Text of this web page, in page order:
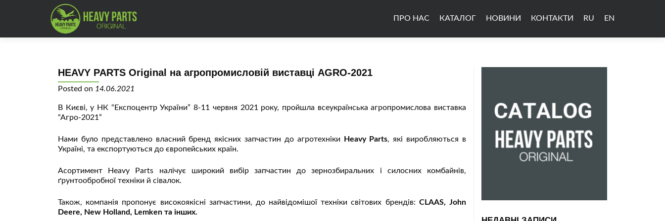
ПРО НАС КАТАЛОГ НОВИНИ КОНТАКТИ RU EN
HEAVY PARTS Original на агропромисловій виставці AGRO-2021
Posted on 14.06.2021
В Києві, у НК “Експоцентр України” 8-11 червня 2021 року, пройшла всеукраїнська агропромислова виставка
“Агро-2021”
Нами було представлено власний бренд якісних запчастин до агротехніки Heavy Parts, які виробляються в
Україні, та експортуються до європейських країн.
Асортимент Heavy Parts налічує широкий вибір запчастин до зернозбиральних і силосних комбайнів,
ґрунтообробної техніки й сівалок.
Також, компанія пропонує високоякісні запчастини, до найвідомішої техніки світових брендів: CLAAS, John
Deere, New Holland, Lemken та інших.